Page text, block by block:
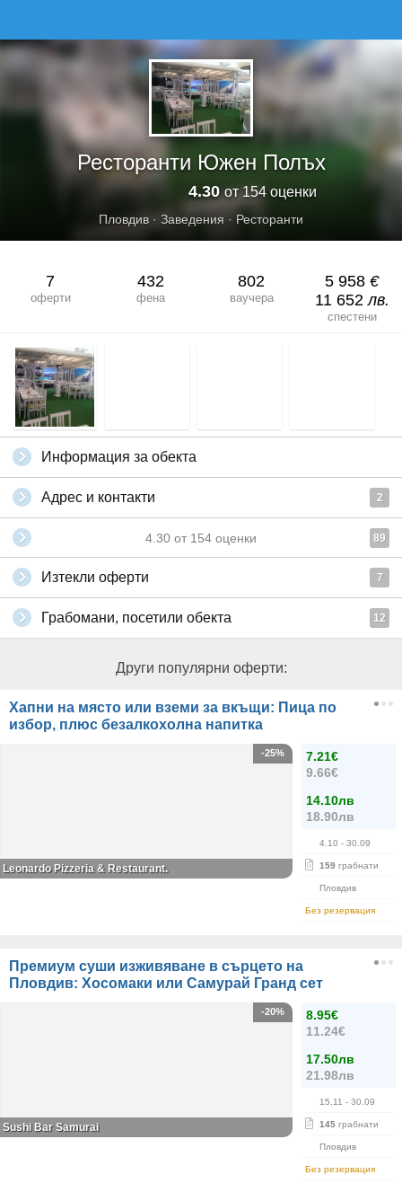
Ресторанти Южен Полъх
4.30от 154 оценки
Пловдив · Заведения · Ресторанти
7
оферти
432
фена
802
ваучера
5 958 €
11 652лв.
спестени
Информация за обекта
Адрес и контакти 2
4.30 от 154 оценки 89
Изтекли оферти 7
Грабомани, посетили обекта 12
Други популярни оферти:
Хапни на място или вземи за вкъщи: Пица по
избор, плюс безалкохолна напитка
7.21€
9.66€
14.10лв
18.90лв
4.10 - 30.09
159 грабнати
Пловдив
Без резервация
-25%
Leonardo Pizzeria & Restaurant.
Премиум суши изживяване в сърцето на
Пловдив: Хосомаки или Самурай Гранд сет
8.95€
11.24€
17.50лв
21.98лв
15.11 - 30.09
145 грабнати
Пловдив
Без резервация
-20%
Sushi Bar Samurai